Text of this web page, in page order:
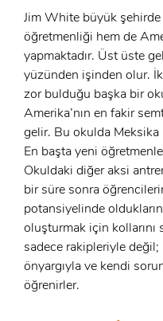
Jim White büyük
öğretmenliği hem de
yapmaktadır. Üst üste
yüzünden işinden olur.
zor bulduğu başka bir
Amerika’nın en fakir
gelir. Bu okulda Meksika
En başta yeni
Okuldaki diğer aksi
bir süre sonra
potansiyelinde
oluşturmak için kollarını
sadece rakipleriyle değil;
önyargıyla ve kendi
öğrenirler.